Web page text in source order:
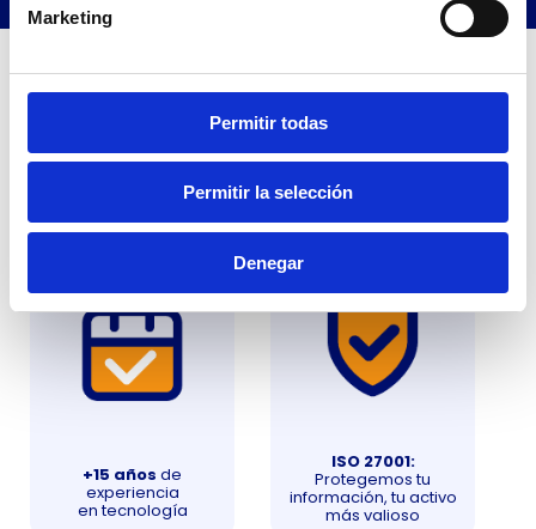
Marketing
Permitir todas
Permitir la selección
Denegar
¿Por qué elegirnos como su
proveedor deFACTURACIÓN
ELECTRÓNICA?
+15 años de
experiencia
en tecnología
ISO 27001:
Protegemos tu
información, tu activo
más valioso